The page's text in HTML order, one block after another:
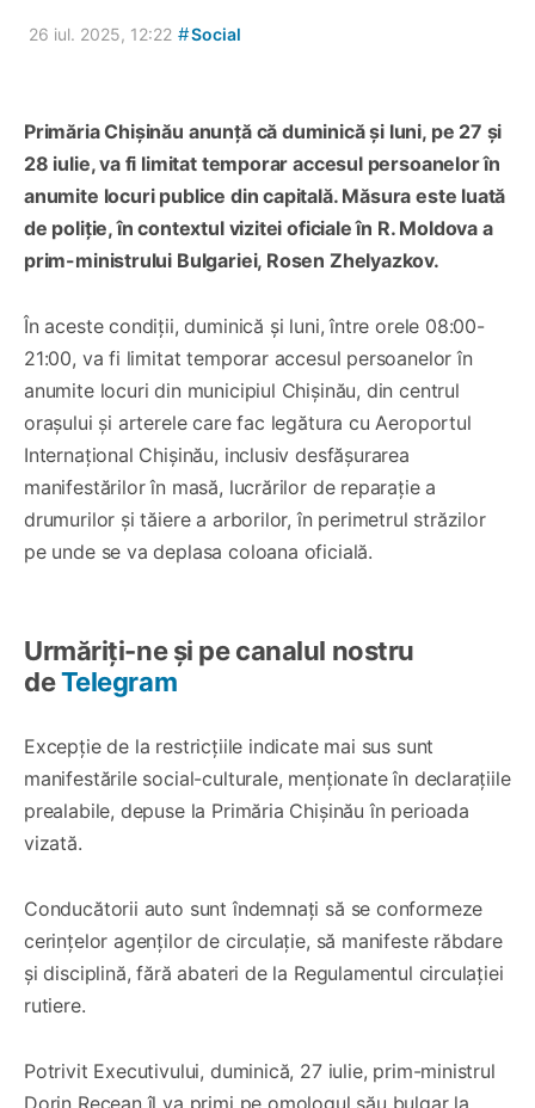
26 iul. 2025, 12:22 #Social
Primăria Chișinău anunță că duminică și luni, pe 27 și
28 iulie, va fi limitat temporar accesul persoanelor în
anumite locuri publice din capitală. Măsura este luată
de poliție, în contextul vizitei oficiale în R. Moldova a
prim-ministrului Bulgariei, Rosen Zhelyazkov.
În aceste condiții, duminică și luni, între orele 08:00-
21:00, va fi limitat temporar accesul persoanelor în
anumite locuri din municipiul Chișinău, din centrul
orașului și arterele care fac legătura cu Aeroportul
Internațional Chișinău, inclusiv desfășurarea
manifestărilor în masă, lucrărilor de reparație a
drumurilor și tăiere a arborilor, în perimetrul străzilor
pe unde se va deplasa coloana oficială.
Urmăriți-ne și pe canalul nostru
deTelegram
Excepție de la restricțiile indicate mai sus sunt
manifestările social-culturale, menționate în declarațiile
prealabile, depuse la Primăria Chișinău în perioada
vizată.
Conducătorii auto sunt îndemnați să se conformeze
cerințelor agenților de circulație, să manifeste răbdare
și disciplină, fără abateri de la Regulamentul circulației
rutiere.
Potrivit Executivului, duminică, 27 iulie, prim-ministrul
Dorin Recean îl va primi pe omologul său bulgar la